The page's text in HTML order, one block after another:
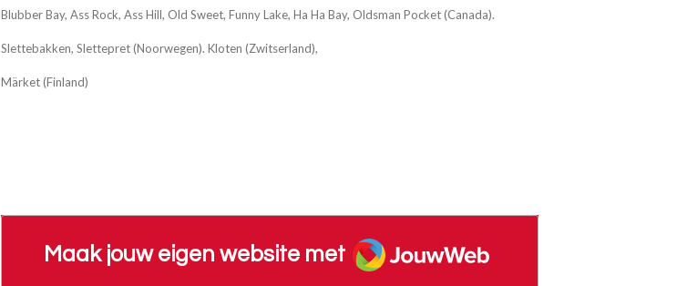
Blubber Bay, Ass Rock, Ass Hill, Old Sweet, Funny Lake, Ha Ha Bay, Oldsman Pocket (Canada).
Slettebakken, Slettepret (Noorwegen). Kloten (Zwitserland),
Märket (Finland)
Maak jouw eigen website met
JouwWeb